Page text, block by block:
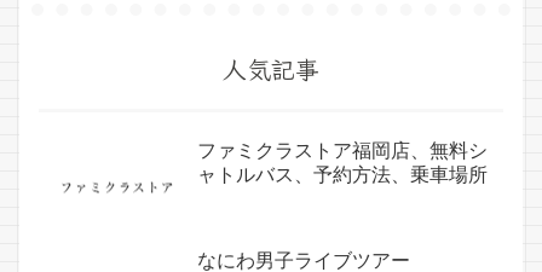
人気記事
ファミクラストア福岡店、無料シ
ャトルバス、予約方法、乗車場所
なにわ男子ライブツアー